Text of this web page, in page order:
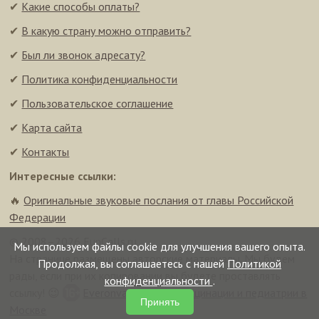
Мы используем файлы cookie для улучшения вашего опыта.
Продолжая, вы соглашаетесь с нашей Политикой
конфиденциальности .
Принять
✔ Какие способы оплаты?
✔ В какую страну можно отправить?
✔ Был ли звонок адресату?
✔ Политика конфиденциальности
✔ Пользовательское соглашение
✔ Карта сайта
✔ Контакты
Интересные ссылки:
🔥Оригинальные звуковые послания от главы Российской
Федерации
© 2008–2026 FunCalls.ru
На странице размещены авторские материалы. Мы будем
рады, если при их копировании вы будете проставлять
Everonvax — центр вакцинации и педиатрии в